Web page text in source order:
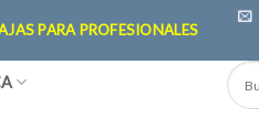
PARA PROFESIONALES